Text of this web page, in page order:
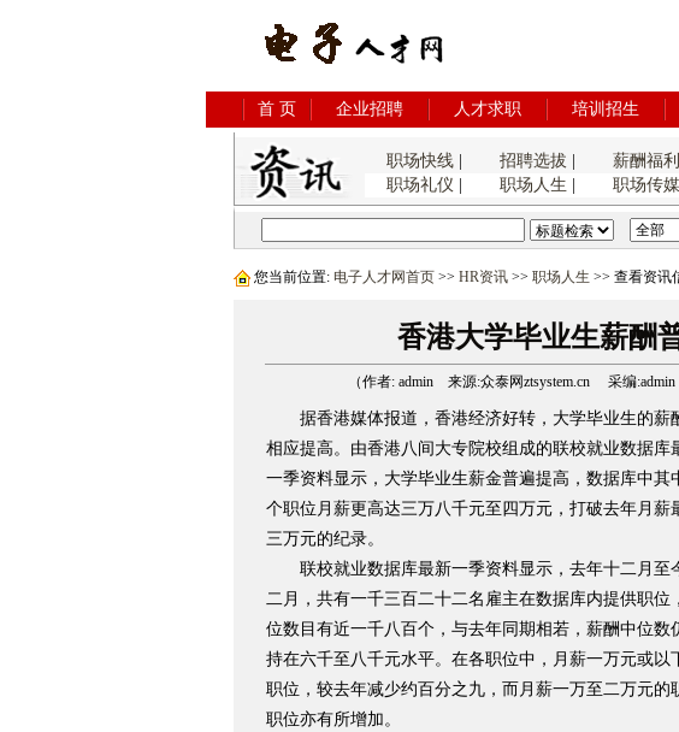
首 页 企业招聘 人才求职 培训招生
职场快线| 招聘选拔 薪酬福利
职场礼仪
职场人生 职场传媒
您当前位置: 电子人才网首页 >> HR资讯 >> 职场人生 >> 查看资讯
香港大学毕业生薪酬
（作者: admin 来源:众泰网ztsystem.cn 采编
据香港媒体报道，香港经济好转，大学毕业生的薪
相应提高。由香港八间大专院校组成的联校就业数据库
一季资料显示，大学毕业生薪金普遍提高，数据库中其
个职位月薪更高达三万八千元至四万元，打破去年月薪
三万元的纪录。
联校就业数据库最新一季资料显示，去年十二月至
二月，共有一千三百二十二名雇主在数据库内提供职位
位数目有近一千八百个，与去年同期相若，薪酬中位数
持在六千至八千元水平。在各职位中，月薪一万元或以
职位，较去年减少约百分之九，而月薪一万至二万元
职位亦有所增加。